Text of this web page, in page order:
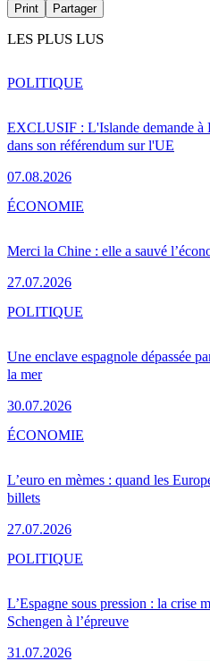
Print Partager
LES PLUS LUS
EXCLUSIF : L'Islande demande à
dans son référendum sur l'UE
07.08.2026
POLITIQUE
Merci la Chine : elle a sauvé
27.07.2026
ÉCONOMIE
Une enclave espagnole dépassée
la mer
30.07.2026
POLITIQUE
L’euro en mèmes : quand les
billets
27.07.2026
ÉCONOMIE
L’Espagne sous pression : la crise
Schengen à l’épreuve
31.07.2026
POLITIQUE